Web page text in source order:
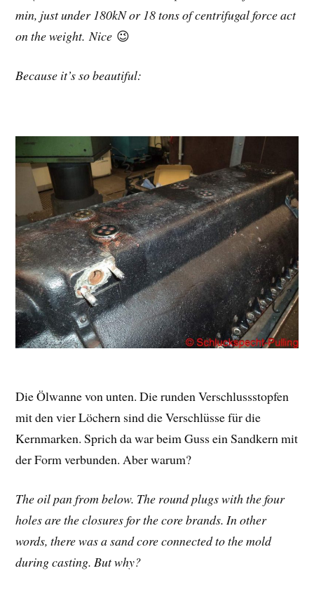
min, just under 180kN or 18 tons of centrifugal force act
on the weight. Nice 😉
Because it’s so beautiful:
Die Ölwanne von unten. Die runden Verschlussstopfen
mit den vier Löchern sind die Verschlüsse für die
Kernmarken. Sprich da war beim Guss ein Sandkern mit
der Form verbunden. Aber warum?
The oil pan from below. The round plugs with the four
holes are the closures for the core brands. In other
words, there was a sand core connected to the mold
during casting. But why?